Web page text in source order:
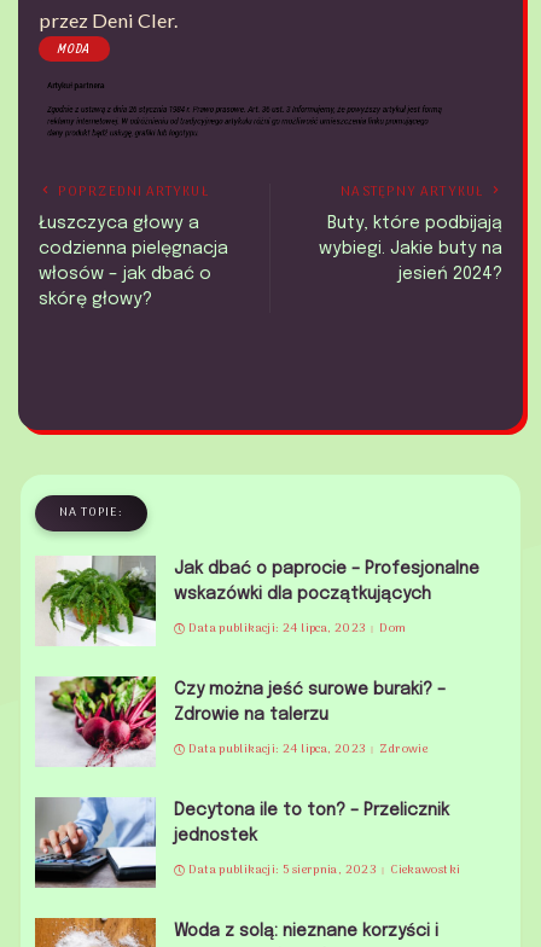
przez Deni Cler.
MODA
POPRZEDNI ARTYKUŁ
Łuszczyca głowy a
codzienna pielęgnacja
włosów – jak dbać o
skórę głowy?
NASTĘPNY ARTYKUŁ
Buty, które podbijają
wybiegi. Jakie buty na
jesień 2024?
NA TOPIE:
Jak dbać o paprocie – Profesjonalne
wskazówki dla początkujących
Data publikacji: 24 lipca, 2023 Dom
Czy można jeść surowe buraki? –
Zdrowie na talerzu
Data publikacji: 24 lipca, 2023 Zdrowie
Decytona ile to ton? – Przelicznik
jednostek
Data publikacji: 5 sierpnia, 2023 Ciekawostki
Woda z solą: nieznane korzyści i